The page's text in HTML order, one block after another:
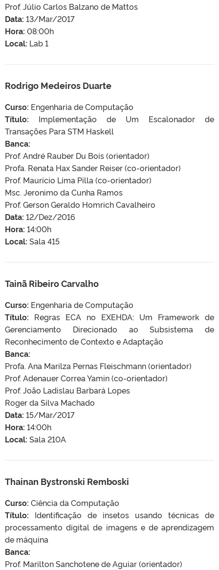
Prof. Júlio Carlos Balzano de Mattos
Data: 13/Mar/2017
Hora: 08:00h
Local: Lab 1
Rodrigo Medeiros Duarte
Curso: Engenharia de Computação
Título: Implementação de Um Escalonador de
Transações Para STM Haskell
Banca:
Prof. André Rauber Du Bois (orientador)
Profa. Renata Hax Sander Reiser (co-orientador)
Prof. Maurício Lima Pilla (co-orientador)
Msc. Jeronimo da Cunha Ramos
Prof. Gerson Geraldo Homrich Cavalheiro
Data: 12/Dez/2016
Hora: 14:00h
Local: Sala 415
Tainã Ribeiro Carvalho
Curso: Engenharia de Computação
Título: Regras ECA no EXEHDA: Um Framework de
Gerenciamento Direcionado ao Subsistema de
Reconhecimento de Contexto e Adaptação
Banca:
Profa. Ana Marilza Pernas Fleischmann (orientador)
Prof. Adenauer Correa Yamin (co-orientador)
Prof. João Ladislau Barbará Lopes
Roger da Silva Machado
Data: 15/Mar/2017
Hora: 14:00h
Local: Sala 210A
Thainan Bystronski Remboski
Curso: Ciência da Computação
Título: Identificação de insetos usando técnicas de
processamento digital de imagens e de aprendizagem
de máquina
Banca:
Prof. Marilton Sanchotene de Aguiar (orientador)